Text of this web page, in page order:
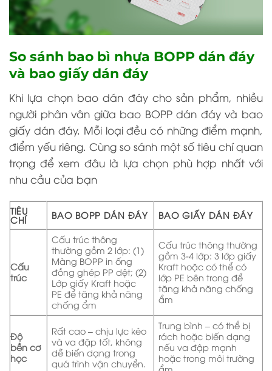
So sánh bao bì nhựa BOPP dán đáy
và bao giấy dán đáy
Khi lựa chọn bao dán đáy cho sản phẩm, nhiều
người phân vân giữa bao BOPP dán đáy và bao
giấy dán đáy. Mỗi loại đều có những điểm mạnh,
điểm yếu riêng. Cùng so sánh một số tiêu chí quan
trọng để xem đâu là lựa chọn phù hợp nhất với
nhu cầu của bạn
TIÊU
CHÍ BAO BOPP DÁN ĐÁY BAO GIẤY DÁN ĐÁY
Cấu
trúc
Cấu trúc thông
thường gồm 2 lớp: (1)
Màng BOPP in ống
đồng ghép PP dệt; (2)
Lớp giấy Kraft hoặc
PE để tăng khả năng
chống ẩm
Cấu trúc thông thường
gồm 3-4 lớp: 3 lớp giấy
Kraft hoặc có thể có
lớp PE bên trong để
tăng khả năng chống
ẩm
Độ
bền cơ
học
Rất cao – chịu lực kéo
và va đập tốt, không
dễ biến dạng trong
quá trình vận chuyển.
Trung bình – có thể bị
rách hoặc biến dạng
nếu va đập mạnh
hoặc trong môi trường